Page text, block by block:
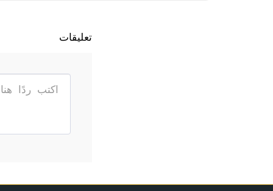
تعليقات